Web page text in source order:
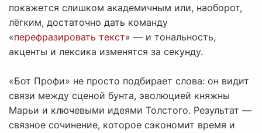
покажется слишком академичным или, наоборот,
лёгким, достаточно дать команду
«перефразировать текст» — и тональность,
акценты и лексика изменятся за секунду.
«Бот Профи» не просто подбирает слова: он видит
связи между сценой бунта, эволюцией княжны
Марьи и ключевыми идеями Толстого. Результат —
связное сочинение, которое сэкономит время и